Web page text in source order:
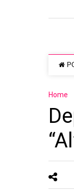
Home